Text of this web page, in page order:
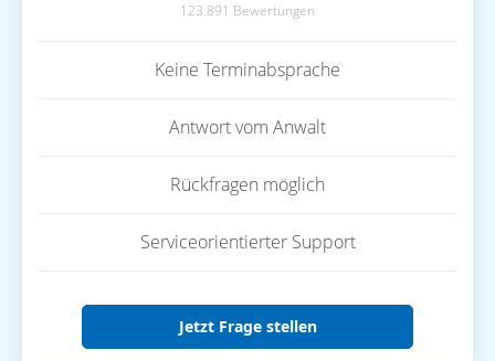
123.891 Bewertungen
Keine Terminabsprache
Antwort vom Anwalt
Rückfragen möglich
Serviceorientierter Support
Jetzt Frage stellen